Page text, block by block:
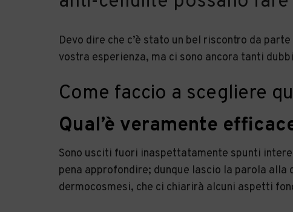
Devo dire che c’è stato un bel riscontro da
vostra esperienza, ma ci sono ancora tanti
Come faccio a scegliere
Qual’è veramente
Sono usciti fuori inaspettatamente spunti
pena approfondire; dunque lascio la parola alla
dermocosmesi, che ci chiarirà alcuni aspetti